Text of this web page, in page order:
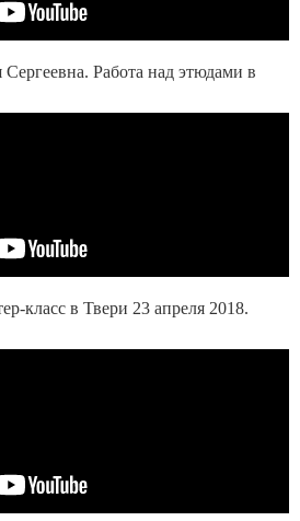
Работа над этюдами в
класс в Твери 23 апреля 2018.